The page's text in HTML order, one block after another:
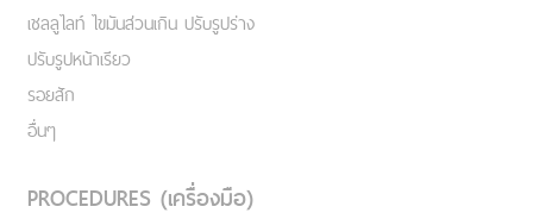
เชลลูไลท์ ไขมันส่วนเกิน ปรับรูปร่าง
ปรับรูปหน้าเรียว
รอยสัก
อื่นๆ
PROCEDURES (เครื่องมือ)